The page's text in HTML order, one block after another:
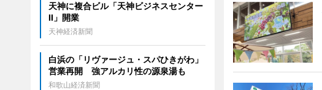
天神に複合ビル「天神ビジネスセンター
II」開業
天神経済新聞
白浜の「リヴァージュ・スパひきがわ」
営業再開 強アルカリ性の源泉湯も
和歌山経済新聞